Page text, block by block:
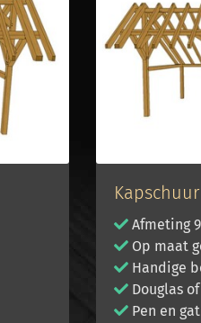
Afmeting
Op maat
Handige
Douglas
Pen en